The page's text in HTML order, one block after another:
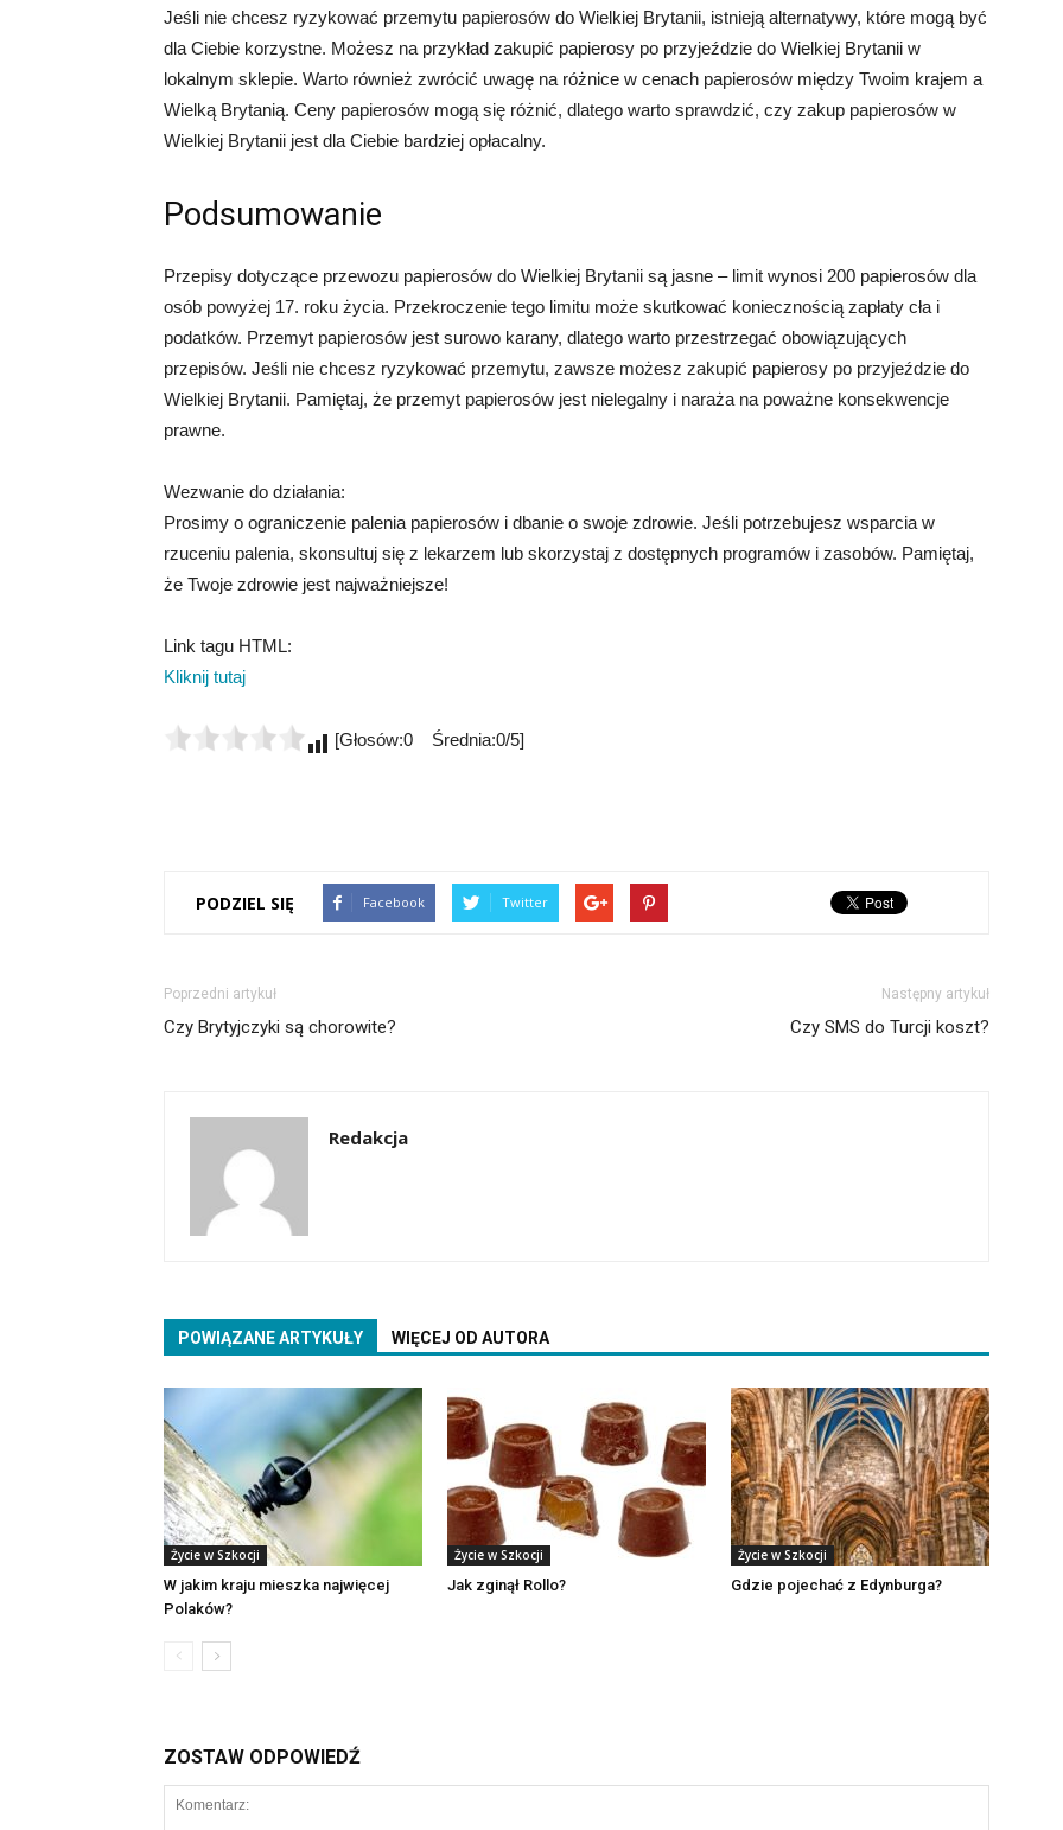
Jeśli nie chcesz ryzykować przemytu papierosów do Wielkiej Brytanii, istnieją alternatywy, które mogą być
dla Ciebie korzystne. Możesz na przykład zakupić papierosy po przyjeździe do Wielkiej Brytanii w
lokalnym sklepie. Warto również zwrócić uwagę na różnice w cenach papierosów między Twoim krajem a
Wielką Brytanią. Ceny papierosów mogą się różnić, dlatego warto sprawdzić, czy zakup papierosów w
Wielkiej Brytanii jest dla Ciebie bardziej opłacalny.
Podsumowanie
Przepisy dotyczące przewozu papierosów do Wielkiej Brytanii są jasne – limit wynosi 200 papierosów dla
osób powyżej 17. roku życia. Przekroczenie tego limitu może skutkować koniecznością zapłaty cła i
podatków. Przemyt papierosów jest surowo karany, dlatego warto przestrzegać obowiązujących
przepisów. Jeśli nie chcesz ryzykować przemytu, zawsze możesz zakupić papierosy po przyjeździe do
Wielkiej Brytanii. Pamiętaj, że przemyt papierosów jest nielegalny i naraża na poważne konsekwencje
prawne.
Wezwanie do działania:
Prosimy o ograniczenie palenia papierosów i dbanie o swoje zdrowie. Jeśli potrzebujesz wsparcia w
rzuceniu palenia, skonsultuj się z lekarzem lub skorzystaj z dostępnych programów i zasobów. Pamiętaj,
że Twoje zdrowie jest najważniejsze!
Link tagu HTML:
Kliknij tutaj
[Głosów:0 Średnia:0/5]
PODZIEL SIĘ Facebook Twitter
Poprzedni artykuł
Czy Brytyjczyki są chorowite?
Następny artykuł
Czy SMS do Turcji koszt?
Redakcja
POWIĄZANE ARTYKUŁY WIĘCEJ OD AUTORA
Życie w Szkocji
W jakim kraju mieszka najwięcej
Polaków?
Życie w Szkocji
Jak zginął Rollo?
Życie w Szkocji
Gdzie pojechać z Edynburga?
ZOSTAW ODPOWIEDŹ